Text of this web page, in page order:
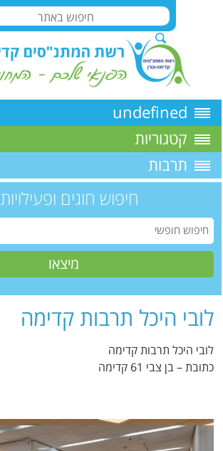
undefined
קטגוריות
תרבות
חיפוש חוגים ופעילויות
לובי היכל תרבות קדימה
לובי היכל תרבות קדימה
כתובת – בן צבי 61 קדימה